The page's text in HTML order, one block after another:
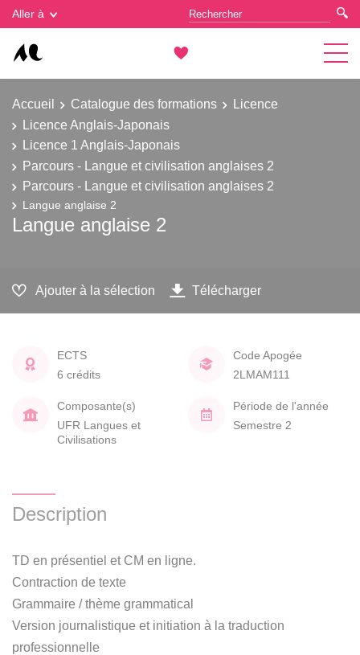
Aller à
Accueil Catalogue des formations
Licence
Licence Anglais-Japonais
Licence 1 Anglais-Japonais
Parcours - Langue et civilisation anglaises 2
Parcours - Langue et civilisation anglaises 2
Langue anglaise 2
Langue anglaise 2
Ajouter à la sélection Télécharger
ECTS
6 crédits
Code Apogée
2LMAM111
Composante(s)
UFR Langues et
Civilisations
Période de l'année
Semestre 2
Description
TD en présentiel et CM en ligne.
Contraction de texte
Grammaire / thème grammatical
Version journalistique et initiation à la traduction
professionnelle
Gestion des cookies